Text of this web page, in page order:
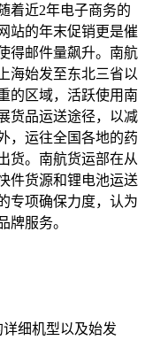
着近2年电子商务的
站的年末促销更是催
得邮件量飙升。南航
海始发至东北三省以
的区域，活跃使用南
货品运送途径，以减
，运往全国各地的药
货。南航货运部在从
件货源和锂电池运送
专项确保力度，认为
牌服务。
细机型以及始发